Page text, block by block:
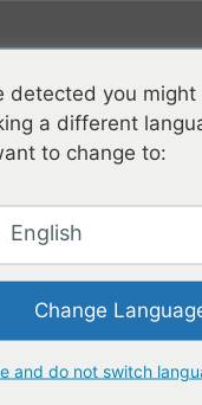
detected you might
a different
to change to:
English
Change
and do not switch